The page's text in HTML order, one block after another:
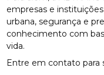
empresas e
urbana, segurança e
conhecimento com
vida.
Entre em contato para